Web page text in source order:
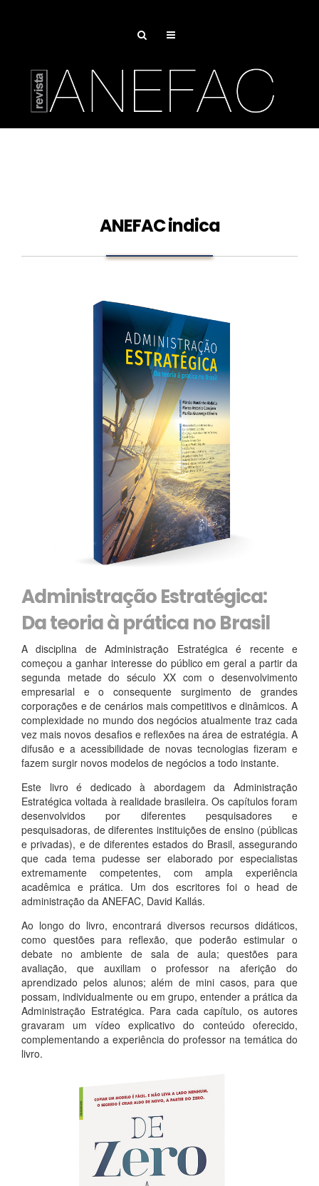
ANEFAC indica
Administração Estratégica:
Da teoria à prática no Brasil
A disciplina de Administração Estratégica é recente e
começou a ganhar interesse do público em geral a partir da
segunda metade do século XX com o desenvolvimento
empresarial e o consequente surgimento de grandes
corporações e de cenários mais competitivos e dinâmicos. A
complexidade no mundo dos negócios atualmente traz cada
vez mais novos desafios e reflexões na área de estratégia. A
difusão e a acessibilidade de novas tecnologias fizeram e
fazem surgir novos modelos de negócios a todo instante.
Este livro é dedicado à abordagem da Administração
Estratégica voltada à realidade brasileira. Os capítulos foram
desenvolvidos por diferentes pesquisadores e
pesquisadoras, de diferentes instituições de ensino (públicas
e privadas), e de diferentes estados do Brasil, assegurando
que cada tema pudesse ser elaborado por especialistas
extremamente competentes, com ampla experiência
acadêmica e prática. Um dos escritores foi o head de
administração da ANEFAC, David Kallás.
Ao longo do livro, encontrará diversos recursos didáticos,
como questões para reflexão, que poderão estimular o
debate no ambiente de sala de aula; questões para
avaliação, que auxiliam o professor na aferição do
aprendizado pelos alunos; além de mini casos, para que
possam, individualmente ou em grupo, entender a prática da
Administração Estratégica. Para cada capítulo, os autores
gravaram um vídeo explicativo do conteúdo oferecido,
complementando a experiência do professor na temática do
livro.